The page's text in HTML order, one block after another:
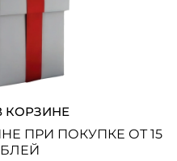
КОРЗИНЕ
ПРИ ПОКУПКЕ ОТ 15